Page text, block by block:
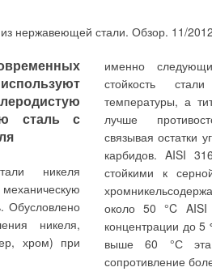
сталь с
никеля
Обусловлено
никеля,
хром) при
именно
стойкость
температуры, а
лучше
связывая остатки
карбидов. AISI
стойкими к
около 50 °C AISI
концентрации до
выше 60 °С эта
сопротивление
и иметь
большие
показаний,
содержащимся в
водосчетчики.
работают
поставщики
на рынке
некоторых
события, такие
«отсутствие
суток и 36